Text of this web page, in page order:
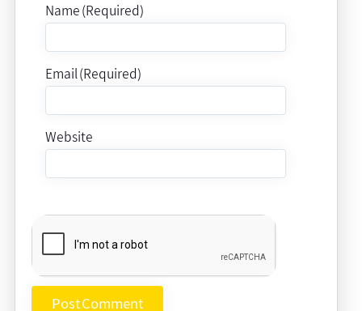
Name (Required)
Email (Required)
Website